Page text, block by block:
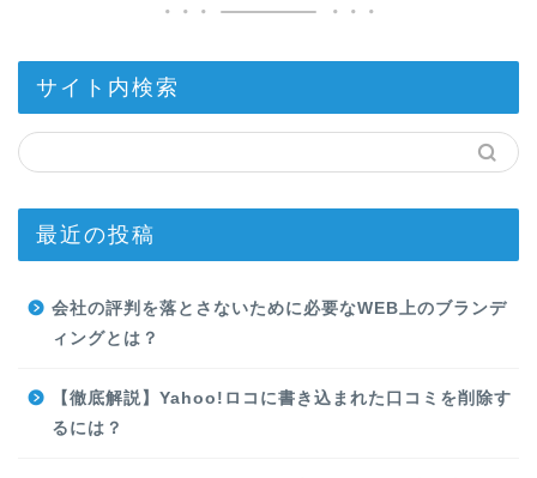
サイト内検索
最近の投稿
会社の評判を落とさないために必要なWEB上のブランデ
ィングとは？
【徹底解説】Yahoo!ロコに書き込まれた口コミを削除す
るには？